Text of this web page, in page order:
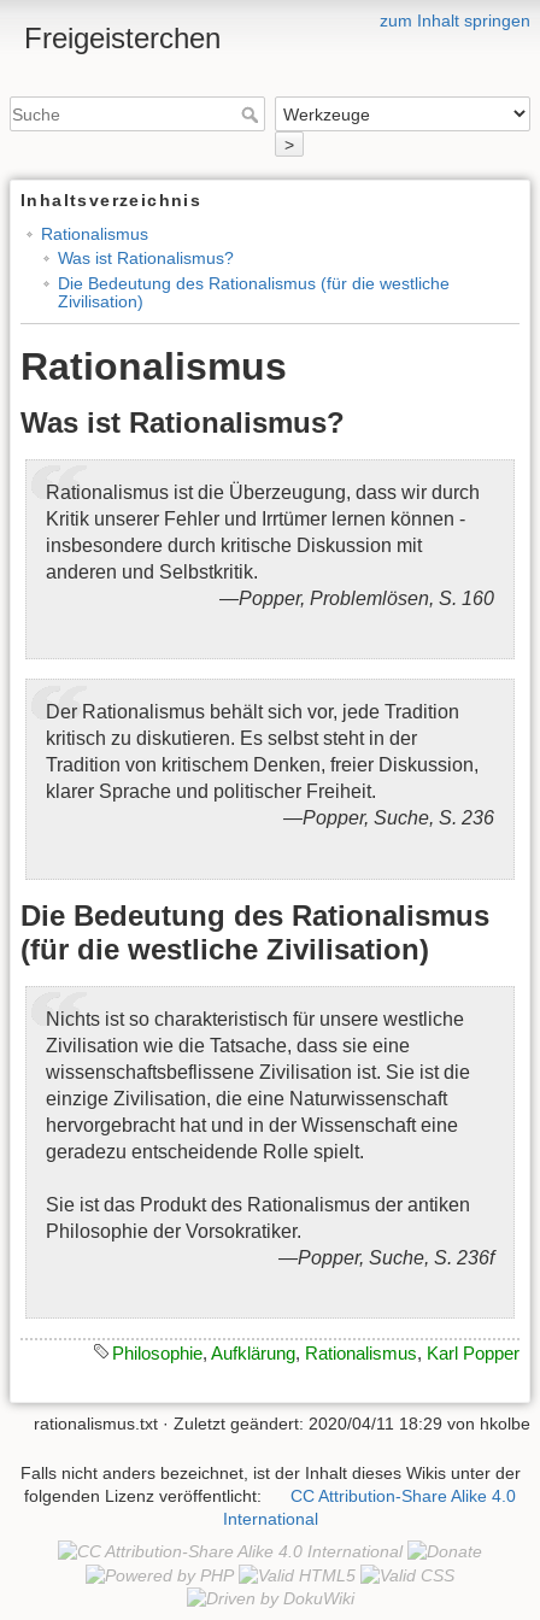
zum Inhalt springen
Freigeisterchen
>
Inhaltsverzeichnis
Rationalismus
Was ist Rationalismus?
Die Bedeutung des Rationalismus (für die westliche
Zivilisation)
Rationalismus
Was ist Rationalismus?
Rationalismus ist die Überzeugung, dass wir durch
Kritik unserer Fehler und Irrtümer lernen können -
insbesondere durch kritische Diskussion mit
anderen und Selbstkritik.
Popper, Problemlösen, S. 160
Der Rationalismus behält sich vor, jede Tradition
kritisch zu diskutieren. Es selbst steht in der
Tradition von kritischem Denken, freier Diskussion,
klarer Sprache und politischer Freiheit.
Popper, Suche, S. 236
Die Bedeutung des Rationalismus
(für die westliche Zivilisation)
Nichts ist so charakteristisch für unsere westliche
Zivilisation wie die Tatsache, dass sie eine
wissenschaftsbeflissene Zivilisation ist. Sie ist die
einzige Zivilisation, die eine Naturwissenschaft
hervorgebracht hat und in der Wissenschaft eine
geradezu entscheidende Rolle spielt.
Sie ist das Produkt des Rationalismus der antiken
Philosophie der Vorsokratiker.
Popper, Suche, S. 236f
Philosophie, Aufklärung, Rationalismus, Karl Popper
rationalismus.txt · Zuletzt geändert: 2020/04/11 18:29 von hkolbe
Falls nicht anders bezeichnet, ist der Inhalt dieses Wikis unter der
folgenden Lizenz veröffentlicht:
CC Attribution-Share Alike 4.0
International